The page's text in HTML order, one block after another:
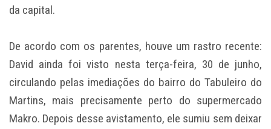
da capital.
De acordo com os parentes, houve um rastro recente:
David ainda foi visto nesta terça-feira, 30 de junho,
circulando pelas imediações do bairro do Tabuleiro do
Martins, mais precisamente perto do supermercado
Makro. Depois desse avistamento, ele sumiu sem deixar